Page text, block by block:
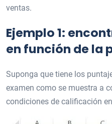
ventas.
Ejemplo 1:
en función de la
Suponga que tiene los
examen como se muestra a
condiciones de calificación